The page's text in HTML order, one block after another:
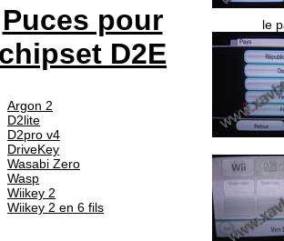
Puces pour
chipset D2E
Argon 2
D2lite
D2pro v4
DriveKey
Wasabi Zero
Wasp
Wiikey 2
Wiikey 2 en 6 fils
le